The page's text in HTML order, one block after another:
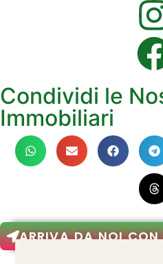
Condividi le
Immobiliari
ARRIVA DA NOI CON